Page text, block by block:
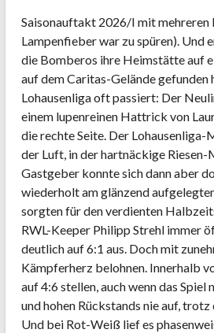
Saisonauftakt 2026/I mit mehreren
Lampenfieber war zu spüren). Und
die Bomberos ihre Heimstätte auf
auf dem Caritas-Gelände gefunden
Lohausenliga oft passiert: Der
einem lupenreinen Hattrick von
die rechte Seite. Der
der Luft, in der hartnäckige
Gastgeber konnte sich dann aber
wiederholt am glänzend
sorgten für den verdienten
RWL-Keeper Philipp Strehl immer
deutlich auf 6:1 aus. Doch mit
Kämpferherz belohnen. Innerhalb
auf 4:6 stellen, auch wenn das
und hohen Rückstands nie auf,
Und bei Rot-Weiß lief es